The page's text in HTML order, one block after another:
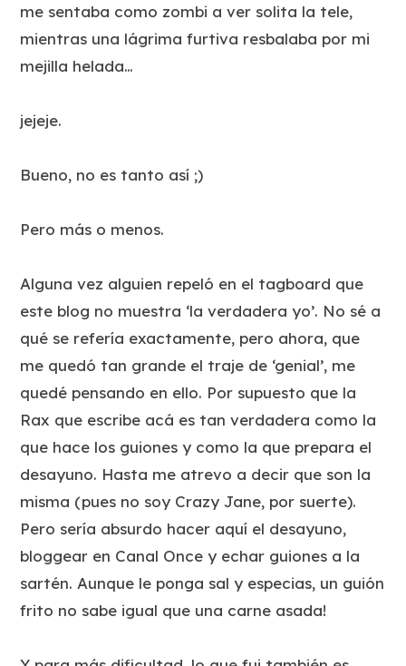
me sentaba como zombi a ver solita la tele,
mientras una lágrima furtiva resbalaba por mi
mejilla helada…
jejeje.
Bueno, no es tanto así ;)
Pero más o menos.
Alguna vez alguien repeló en el tagboard que
este blog no muestra ‘la verdadera yo’. No sé a
qué se refería exactamente, pero ahora, que
me quedó tan grande el traje de ‘genial’, me
quedé pensando en ello. Por supuesto que la
Rax que escribe acá es tan verdadera como la
que hace los guiones y como la que prepara el
desayuno. Hasta me atrevo a decir que son la
misma (pues no soy Crazy Jane, por suerte).
Pero sería absurdo hacer aquí el desayuno,
bloggear en Canal Once y echar guiones a la
sartén. Aunque le ponga sal y especias, un guión
frito no sabe igual que una carne asada!